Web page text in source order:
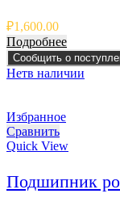
₽1,600.00
Подробнее
Сообщить о
Нетв наличии
Избранное
Сравнить
Quick View
Подшипник